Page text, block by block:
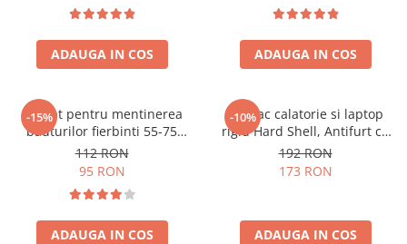
ADAUGA IN COS ADAUGA IN COS
-15%
Aparat pentru mentinerea
bauturilor fierbinti 55-75
grade
112 RON
95 RON
ADAUGA IN COS
-10%
Rucsac calatorie si laptop
rigid Hard Shell, Antifurt cu
port USB, Waterproof,
44x30x17 cm,
192 RON
173 RON
ADAUGA IN COS